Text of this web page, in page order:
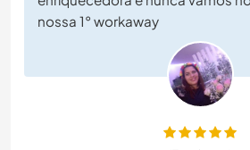
nossa 1° workaway